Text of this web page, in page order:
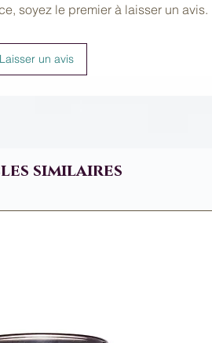
soyez le premier à laisser un avis.
Laisser un avis
similaires